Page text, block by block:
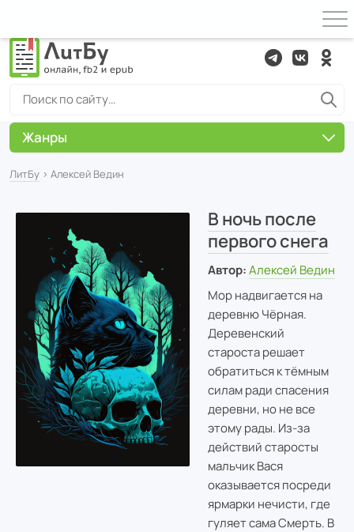
ЛитБу › Алексей Ведин
В ночь после
первого снега
Автор: Алексей Ведин
Мор надвигается на
деревню Чёрная.
Деревенский
староста решает
обратиться к тёмным
силам ради спасения
деревни, но не все
этому рады. Из-за
действий старосты
мальчик Вася
оказывается посреди
ярмарки нечисти, где
гуляет сама Смерть. В
Жанры